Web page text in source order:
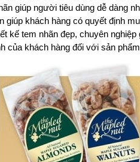
giúp người tiêu dùng dễ dàng
giúp khách hàng có quyết định
kế tem nhãn đẹp, chuyên
của khách hàng đối với sản